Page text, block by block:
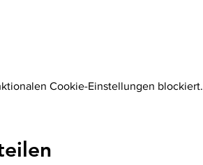
Cookie-Einstellungen blockiert.